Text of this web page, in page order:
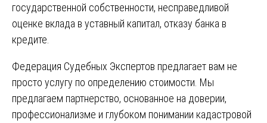
государственной собственности, несправедливой
оценке вклада в уставный капитал, отказу банка в
кредите.
Федерация Судебных Экспертов предлагает вам не
просто услугу по определению стоимости. Мы
предлагаем партнерство, основанное на доверии,
профессионализме и глубоком понимании кадастровой